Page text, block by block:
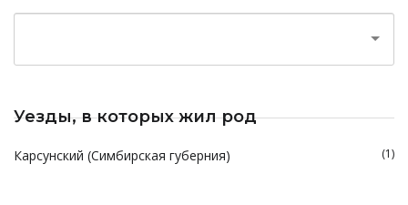
Уезды, в которых жил род
Карсунский (Симбирская губерния) (1)